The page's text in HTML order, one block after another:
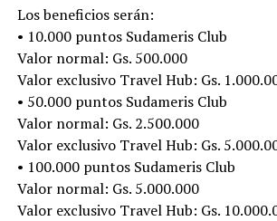
Los beneficios serán:
• 10.000 puntos Sudameris Club
Valor normal: Gs. 500.000
Valor exclusivo Travel Hub: Gs.
• 50.000 puntos Sudameris Club
Valor normal: Gs. 2.500.000
Valor exclusivo Travel Hub: Gs.
• 100.000 puntos Sudameris Club
Valor normal: Gs. 5.000.000
Valor exclusivo Travel Hub: Gs.